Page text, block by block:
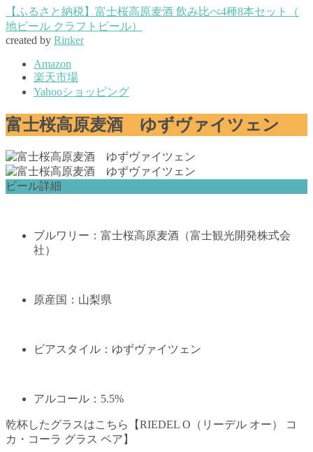
【ふるさと納税】富士桜高原麦酒 飲み比べ4種8本セット（
地ビール クラフトビール）
created by Rinker
Amazon
楽天市場
Yahooショッピング
富士桜高原麦酒 ゆずヴァイツェン
ビール詳細
ブルワリー：富士桜高原麦酒（富士観光開発株式会
社）
原産国：山梨県
ビアスタイル：ゆずヴァイツェン
アルコール：5.5%
乾杯したグラスはこちら【RIEDEL O（リーデル オー） コ
カ・コーラ グラス ペア】